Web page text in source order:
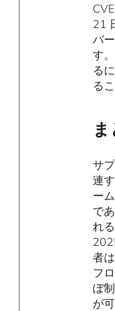
21
バ
す
る
る
サ
連
ー
で
れ
者
フ
ぼ
が